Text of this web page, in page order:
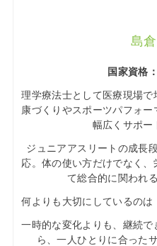
島
国家資格
理学療法士として医療現場
康づくりやスポーツパフォ
幅広くサポー
ジュニアアスリートの成長
応。体の使い方だけでなく
て総合的に関われ
何よりも大切にしているのは
一時的な変化よりも、継続
ら、一人ひとりに合った